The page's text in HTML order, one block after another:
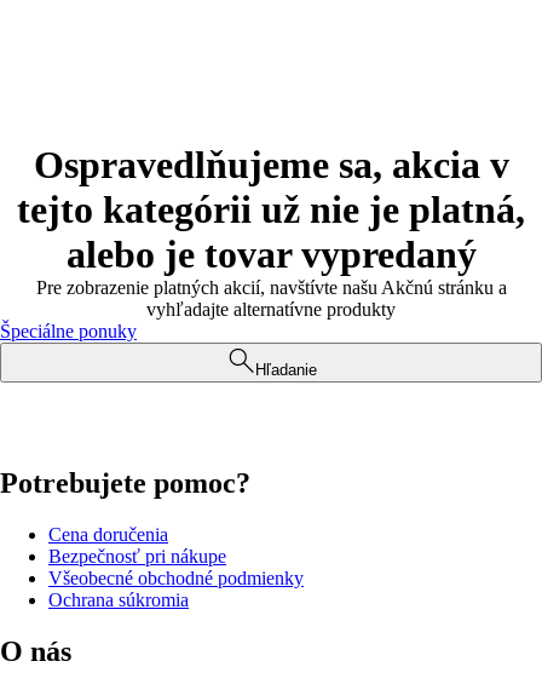
Ospravedlňujeme sa, akcia v
tejto kategórii už nie je platná,
alebo je tovar vypredaný
Pre zobrazenie platných akcií, navštívte našu Akčnú stránku a
vyhľadajte alternatívne produkty
Špeciálne ponuky
Hľadanie
Potrebujete pomoc?
Cena doručenia
Bezpečnosť pri nákupe
Všeobecné obchodné podmienky
Ochrana súkromia
O nás